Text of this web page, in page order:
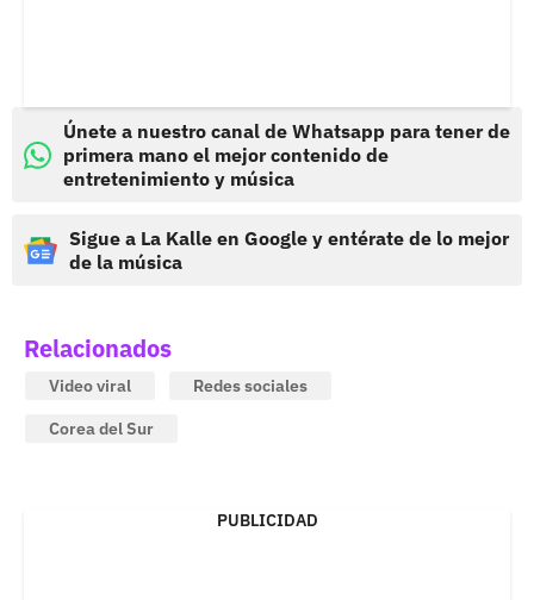
Únete a nuestro canal de Whatsapp para tener de
primera mano el mejor contenido de
entretenimiento y música
Sigue a La Kalle en Google y entérate de lo mejor
de la música
Relacionados
Video viral
Redes sociales
Corea del Sur
PUBLICIDAD